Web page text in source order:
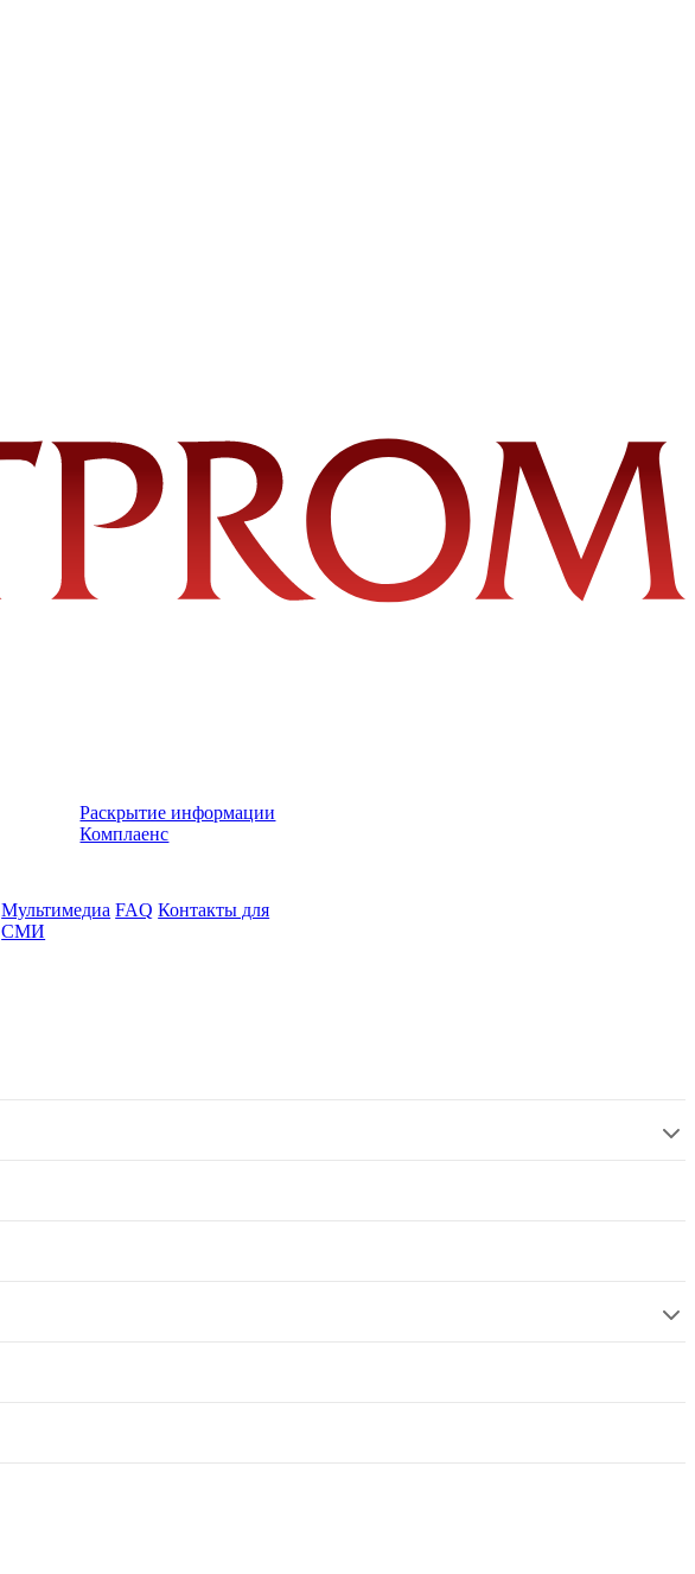
Раскрытие информации
Комплаенс
Мультимедиа FAQ Контакты для
СМИ